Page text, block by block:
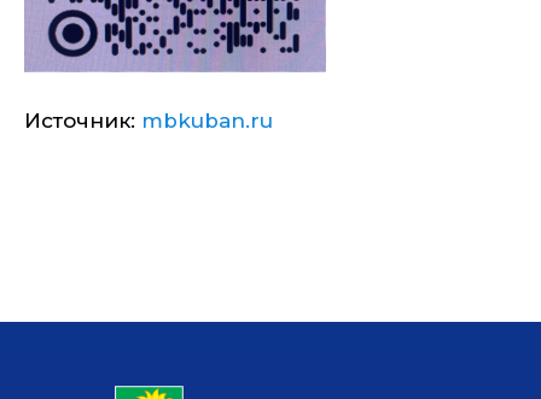
Источник: mbkuban.ru